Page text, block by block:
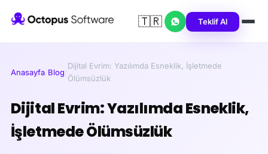
🇹🇷 Teklif Al
Anasayfa/Blog/
Dijital Evrim: Yazılımda Esneklik, İşletmede
Ölümsüzlük
Dijital Evrim: Yazılımda Esneklik,
İşletmede Ölümsüzlük